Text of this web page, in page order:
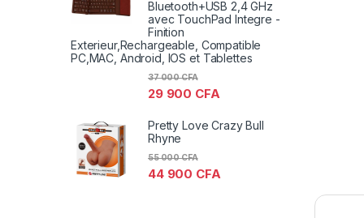
Bluetooth+USB 2,4 GHz
avec TouchPad Integre -
Finition
Exterieur,Rechargeable, Compatible
PC,MAC, Android, IOS et Tablettes
29 900 CFA
37 000CFA
Pretty Love Crazy Bull
Rhyne
44 900 CFA
55 000CFA